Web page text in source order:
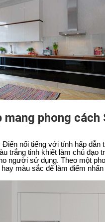
mang phong
nổi tiếng với tính hấp dẫn
trắng tinh khiết làm chủ đạo
người sử dụng. Theo một
màu sắc để làm điểm